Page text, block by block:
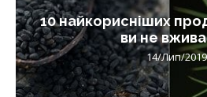
10 найкорисніших
ви не
14/Лип/2019